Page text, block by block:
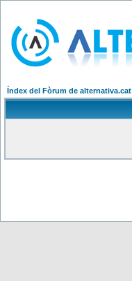
Índex del Fòrum de alternativa.cat